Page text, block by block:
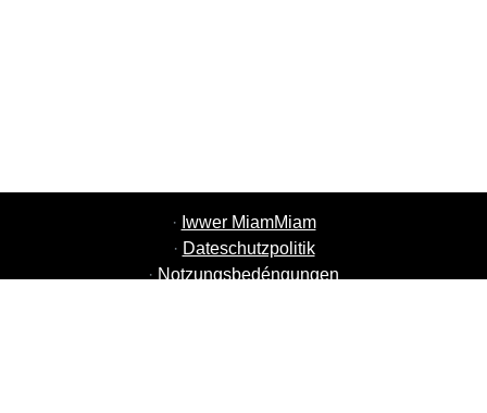
· Iwwer MiamMiam
· Dateschutzpolitik
· Notzungsbedéngungen